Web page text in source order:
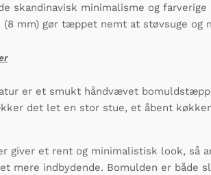
skandinavisk minimalisme og
mm) gør tæppet nemt at støvsuge og
er et smukt håndvævet
det let en stor stue, et åbent
giver et rent og minimalistisk look,
mere indbydende. Bomulden er